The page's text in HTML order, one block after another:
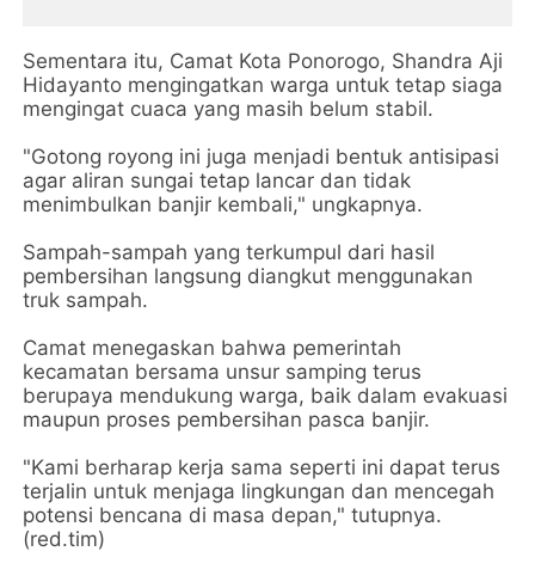
Sementara itu, Camat Kota Ponorogo, Shandra Aji
Hidayanto mengingatkan warga untuk tetap siaga
mengingat cuaca yang masih belum stabil.
"Gotong royong ini juga menjadi bentuk antisipasi
agar aliran sungai tetap lancar dan tidak
menimbulkan banjir kembali," ungkapnya.
Sampah-sampah yang terkumpul dari hasil
pembersihan langsung diangkut menggunakan
truk sampah.
Camat menegaskan bahwa pemerintah
kecamatan bersama unsur samping terus
berupaya mendukung warga, baik dalam evakuasi
maupun proses pembersihan pasca banjir.
"Kami berharap kerja sama seperti ini dapat terus
terjalin untuk menjaga lingkungan dan mencegah
potensi bencana di masa depan," tutupnya.
(red.tim)